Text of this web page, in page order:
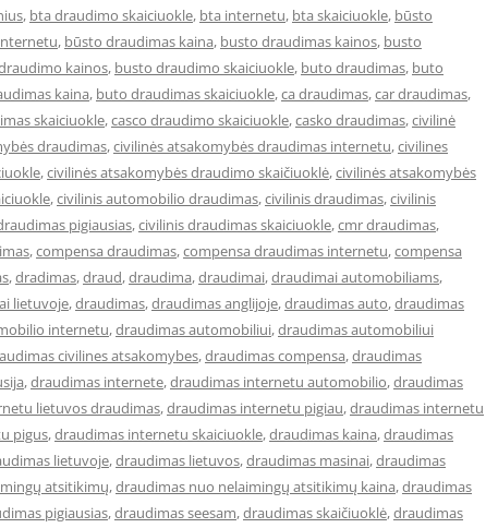
, bta draudimo skaiciuokle, bta internetu, bta skaiciuokle, būsto
, būsto draudimas kaina, busto draudimas kainos, busto
kainos, busto draudimo skaiciuokle, buto draudimas, buto
kaina, buto draudimas skaiciuokle,ca draudimas,car draudimas,
skaiciuokle,casco draudimo skaiciuokle,casko draudimas,civilinė
draudimas,civilinės atsakomybės draudimas internetu,civilines
,civilinės atsakomybės draudimo skaičiuoklė,civilinės atsakomybės
,civilinis automobilio draudimas,civilinis draudimas,civilinis
pigiausias,civilinis draudimas skaiciuokle,cmr draudimas,
,compensa draudimas,compensa draudimas internetu,compensa
,dradimas,draud,draudima,draudimai,draudimai automobiliams,
lietuvoje,draudimas,draudimas anglijoje,draudimas auto,draudimas
internetu,draudimas automobiliui,draudimas automobiliui
civilines atsakomybes,draudimas compensa,draudimas
,draudimas internete,draudimas internetu automobilio,draudimas
lietuvos draudimas,draudimas internetu pigiau,draudimas internetu
pigus,draudimas internetu skaiciuokle,draudimas kaina,draudimas
lietuvoje,draudimas lietuvos,draudimas masinai,draudimas
atsitikimų,draudimas nuo nelaimingų atsitikimų kaina,draudimas
pigiausias,draudimas seesam,draudimas skaičiuoklė,draudimas